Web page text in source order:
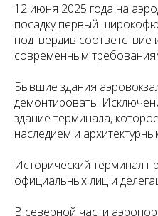
12 июня 2025 года на
посадку первый
подтвердив соответствие
современным
Бывшие здания
демонтировать.
здание терминала,
наследием и
Исторический терминал
официальных лиц и
В северной части